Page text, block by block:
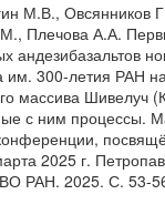
М.В., Овсянников
Плечова А.А.
андезибазальтов
им. 300-летия РАН
массива Шивелуч
с ним процессы.
2025 г.
РАН. 2025. С. 53-